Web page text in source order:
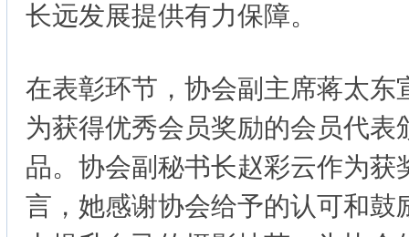
长远发展提供有力保障。
在表彰环节，协会副主席蒋太东
为获得优秀会员奖励的会员代表
品。协会副秘书长赵彩云作为获
言，她感谢协会给予的认可和鼓